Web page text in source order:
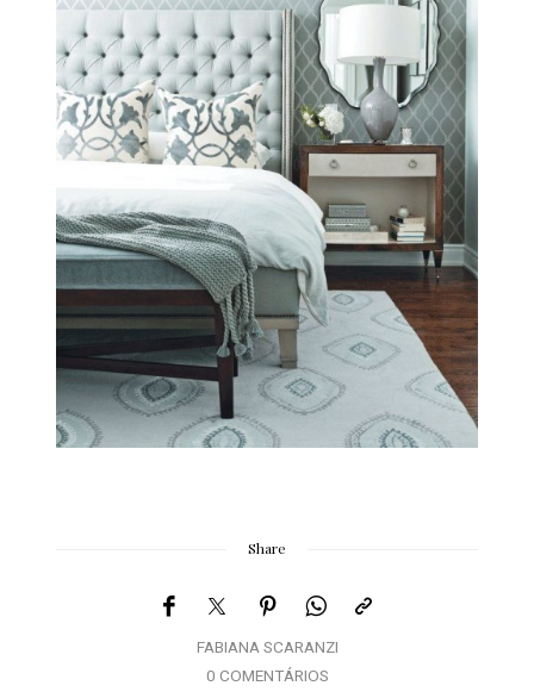
Share
FABIANA SCARANZI
0 COMENTÁRIOS